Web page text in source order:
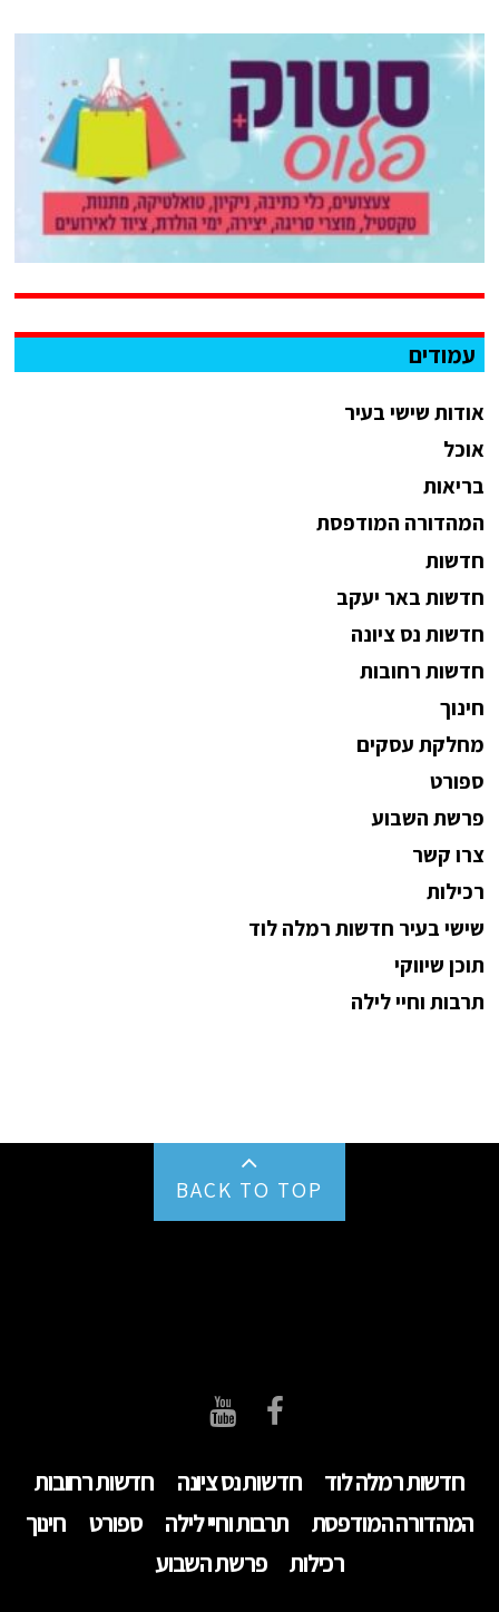
עמודים
אודות שישי בעיר
אוכל
בריאות
המהדורה המודפסת
חדשות
חדשות באר יעקב
חדשות נס ציונה
חדשות רחובות
חינוך
מחלקת עסקים
ספורט
פרשת השבוע
צרו קשר
רכילות
שישי בעיר חדשות רמלה לוד
תוכן שיווקי
תרבות וחיי לילה
BACK TO TOP
חדשות רמלה לוד חדשות נס ציונה
חדשות רחובות
המהדורה המודפסת
תרבות וחיי לילה ספורט
חינוך
רכילות
פרשת השבוע